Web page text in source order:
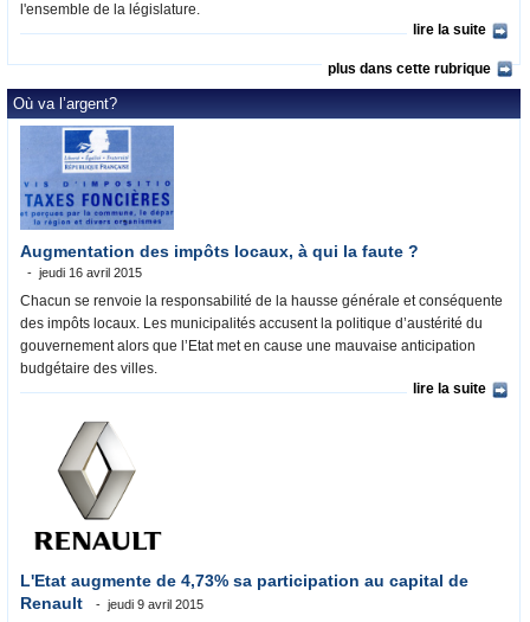
l'ensemble de la législature.
lire la suite
plus dans cette rubrique
Où va l’argent?
Augmentation des impôts locaux, à qui la faute ?
jeudi 16 avril 2015
Chacun se renvoie la responsabilité de la hausse générale et conséquente
des impôts locaux. Les municipalités accusent la politique d’austérité du
gouvernement alors que l’Etat met en cause une mauvaise anticipation
budgétaire des villes.
lire la suite
L'Etat augmente de 4,73% sa participation au capital de
Renault
jeudi 9 avril 2015